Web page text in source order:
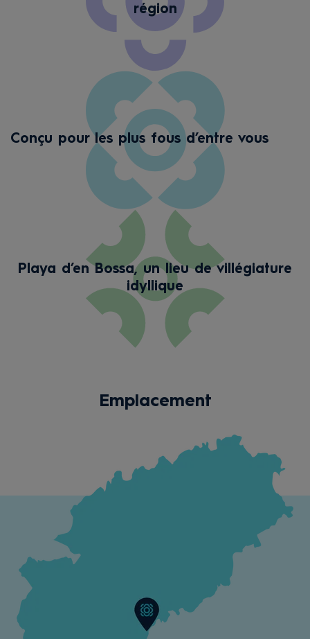
région
Conçu pour les plus fous d’entre vous
Playa d’en Bossa, un lieu de villégiature
idyllique
Emplacement